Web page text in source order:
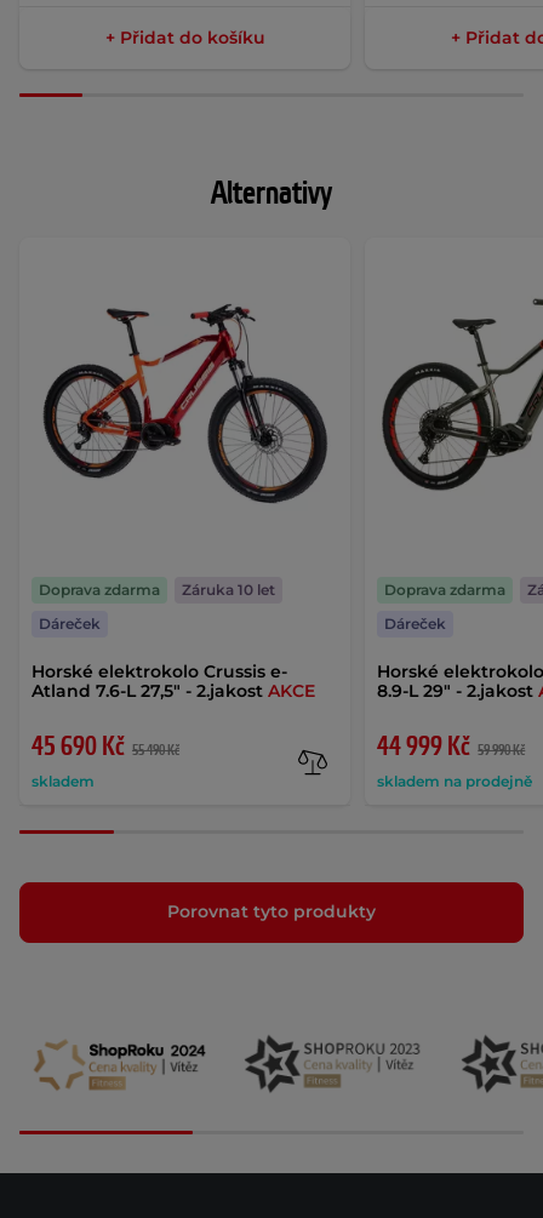
+ Přidat do košíku + Přidat
Alternativy
Horské elektrokolo Crussis e-
Atland 7.6-L 27,5" - 2.jakost AKCE
45 690 Kč 55 490 Kč
skladem
Doprava zdarma
Záruka 10 let
Dáreček
Horské
8.9-L 29" - 2.jakost
44 999 Kč 59 990 Kč
skladem na prodejně
Doprava zdarma
Dáreček
Porovnat tyto produkty